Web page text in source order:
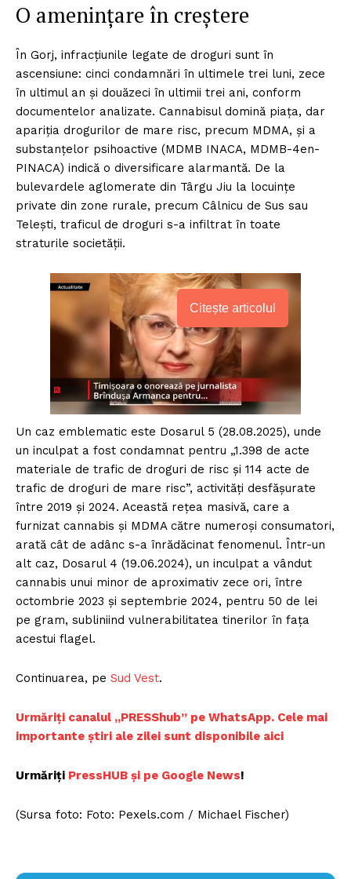
O amenințare în creștere
În Gorj, infracțiunile legate de droguri sunt în
ascensiune: cinci condamnări în ultimele trei luni, zece
în ultimul an și douăzeci în ultimii trei ani, conform
documentelor analizate. Cannabisul domină piața, dar
apariția drogurilor de mare risc, precum MDMA, și a
substanțelor psihoactive (MDMB INACA, MDMB-4en-
PINACA) indică o diversificare alarmantă. De la
bulevardele aglomerate din Târgu Jiu la locuințe
private din zone rurale, precum Câlnicu de Sus sau
Telești, traficul de droguri s-a infiltrat în toate
straturile societății.
Citește articolul
Un caz emblematic este Dosarul 5 (28.08.2025), unde
un inculpat a fost condamnat pentru „1.398 de acte
materiale de trafic de droguri de risc și 114 acte de
trafic de droguri de mare risc”, activități desfășurate
între 2019 și 2024. Această rețea masivă, care a
furnizat cannabis și MDMA către numeroși consumatori,
arată cât de adânc s-a înrădăcinat fenomenul. Într-un
alt caz, Dosarul 4 (19.06.2024), un inculpat a vândut
cannabis unui minor de aproximativ zece ori, între
octombrie 2023 și septembrie 2024, pentru 50 de lei
pe gram, subliniind vulnerabilitatea tinerilor în fața
acestui flagel.
Continuarea, pe Sud Vest.
Urmăriți canalul „PRESShub” pe WhatsApp. Cele mai
importante știri ale zilei sunt disponibile aici
Urmăriți PressHUB și pe Google News!
(Sursa foto: Foto: Pexels.com / Michael Fischer)